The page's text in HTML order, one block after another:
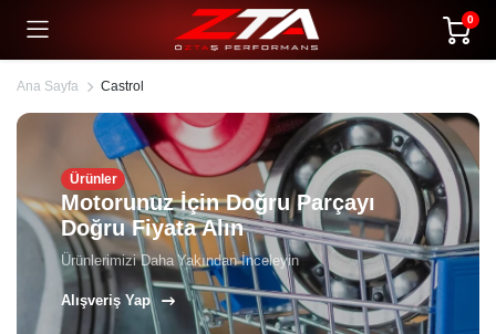
0
Ana Sayfa Castrol
Ürünler
Motorunuz İçin Doğru Parçayı
Doğru Fiyata Alın
Ürünlerimizi Daha Yakından İnceleyin
Alışveriş Yap